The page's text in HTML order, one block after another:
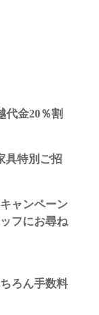
代金20％割
具特別ご招
ャンペーン
フにお尋ね
ろん手数料